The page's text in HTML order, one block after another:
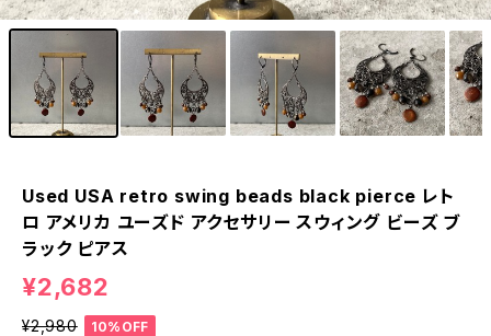
Used USA retro swing beads black pierce レト
ロ アメリカ ユーズド アクセサリー スウィング ビーズ ブ
ラック ピアス
¥2,682
¥2,980
10%OFF